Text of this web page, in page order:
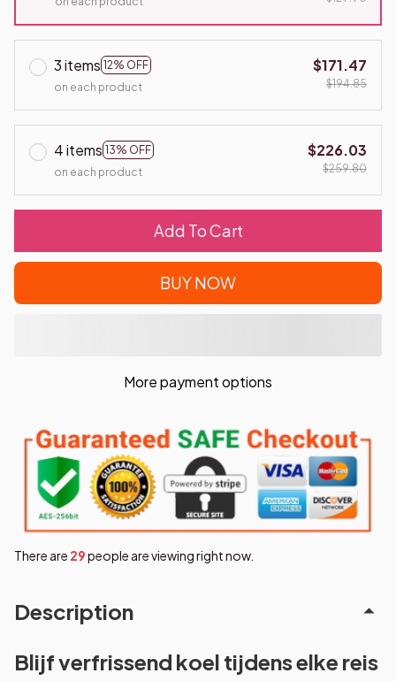
3 items 12% OFF
on each product
$171.47
$194.85
4 items 13% OFF
on each product
$226.03
$259.80
Add To Cart
BUY NOW
More payment options
There are 32people are viewing right now.
Description
Blijf verfrissend koel tijdens elke reis